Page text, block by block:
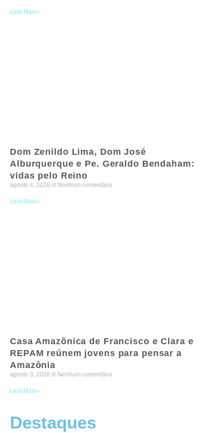
Leia Mais»
Dom Zenildo Lima, Dom José
Alburquerque e Pe. Geraldo Bendaham:
vidas pelo Reino
agosto 4, 2026 Nenhum comentário
Leia Mais»
Casa Amazônica de Francisco e Clara e
REPAM reúnem jovens para pensar a
Amazônia
agosto 3, 2026 Nenhum comentário
Leia Mais»
Destaques